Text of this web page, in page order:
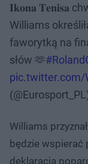
𝐈𝐤𝐨𝐧𝐚 𝐓𝐞𝐧𝐢𝐬𝐚
Williams
faworytką na
słów 🫶
pic.twitter.com/
Williams
będzie wspierać
deklaracja